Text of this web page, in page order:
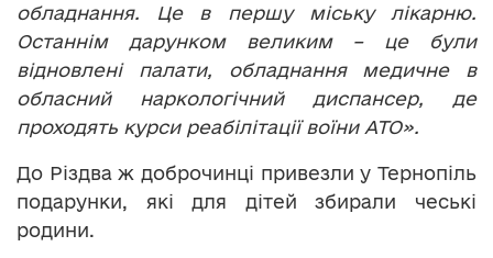
обладнання. Це в першу міську лікарню.
Останнім дарунком великим – це були
відновлені палати, обладнання медичне в
обласний наркологічний диспансер, де
проходять курси реабілітації воїни АТО».
До Різдва ж доброчинці привезли у Тернопіль
подарунки, які для дітей збирали чеські
родини.